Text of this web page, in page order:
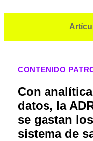
CONTENIDO
Con
datos, la
se gastan
sistema de